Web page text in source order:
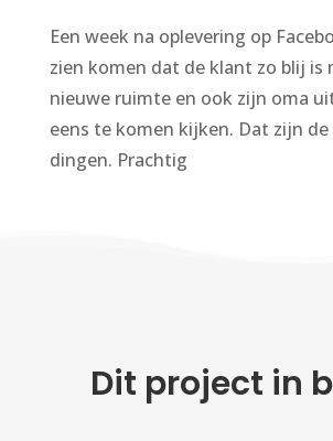
Een week na oplevering op
zien komen dat de klant zo blij is
nieuwe ruimte en ook zijn oma
eens te komen kijken. Dat zijn
dingen. Prachtig
Dit project in